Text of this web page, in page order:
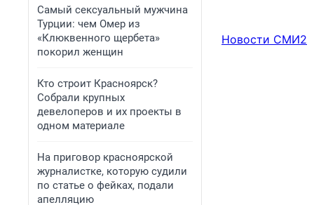
Самый сексуальный мужчина
Турции: чем Омер из
«Клюквенного щербета»
покорил женщин
Кто строит Красноярск?
Собрали крупных
девелоперов и их проекты в
одном материале
На приговор красноярской
журналистке, которую судили
по статье о фейках, подали
апелляцию
Новости СМИ2